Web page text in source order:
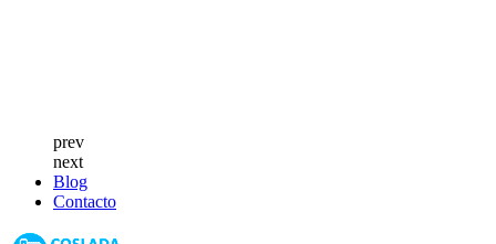
prev
next
Blog
Contacto